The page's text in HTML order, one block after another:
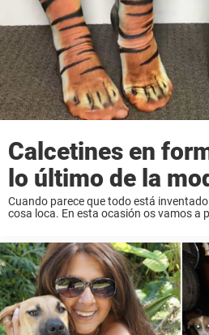
Calcetines en
lo último de la
Cuando parece que todo está
cosa loca. En esta ocasión os vamos a